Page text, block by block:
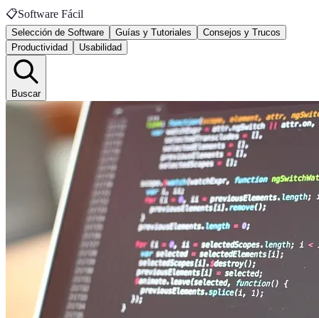
📋Software Fácil
Selección de Software Guías y Tutoriales
Consejos y Trucos
Productividad
Usabilidad
Buscar